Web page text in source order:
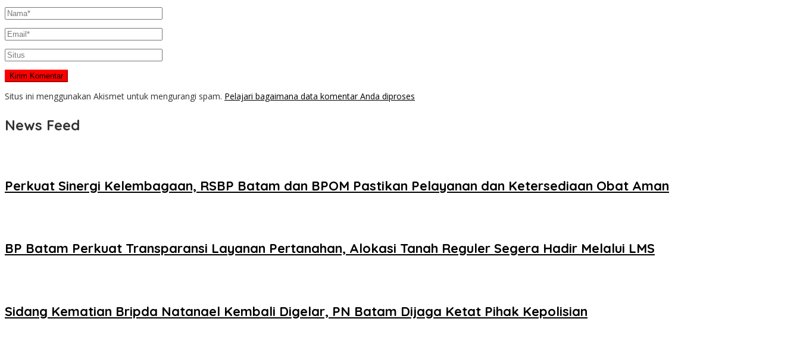
Situs ini menggunakan Akismet untuk mengurangi spam. Pelajari bagaimana data komentar Anda diproses
News Feed
Perkuat Sinergi Kelembagaan, RSBP Batam dan BPOM Pastikan Pelayanan dan Ketersediaan Obat Aman
BP Batam Perkuat Transparansi Layanan Pertanahan, Alokasi Tanah Reguler Segera Hadir Melalui LMS
Sidang Kematian Bripda Natanael Kembali Digelar, PN Batam Dijaga Ketat Pihak Kepolisian